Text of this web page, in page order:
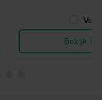
Bekijk